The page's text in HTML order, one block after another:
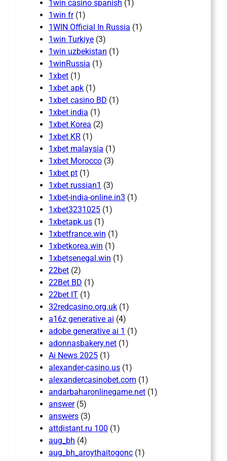
1win casino spanish (1)
1win fr(1)
1WIN Official In Russia (1)
1win Turkiye (3)
1win uzbekistan (1)
1winRussia (1)
1xbet (1)
1xbet apk (1)
1xbet casino BD (1)
1xbet india (1)
1xbet Korea (2)
1xbet KR (1)
1xbet malaysia (1)
1xbet Morocco (3)
1xbet pt (1)
1xbet russian1 (3)
1xbet-india-online.in3 (1)
1xbet3231025 (1)
1xbetapk.us (1)
1xbetfrance.win (1)
1xbetkorea.win (1)
1xbetsenegal.win (1)
22bet (2)
22Bet BD (1)
22bet IT (1)
32redcasino.org.uk (1)
a16z generative ai (4)
adobe generative ai 1 (1)
adonnasbakery.net (1)
Ai News 2025 (1)
alexander-casino.us (1)
alexandercasinobet.com (1)
andarbaharonlinegame.net (1)
answer(5)
answers (3)
attdistant.ru 100 (1)
aug_bh (4)
aug_bh_aroythaitogonc (1)